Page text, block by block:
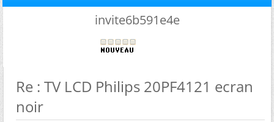
invite6b591e4e
Re : TV LCD Philips 20PF4121 ecran
noir